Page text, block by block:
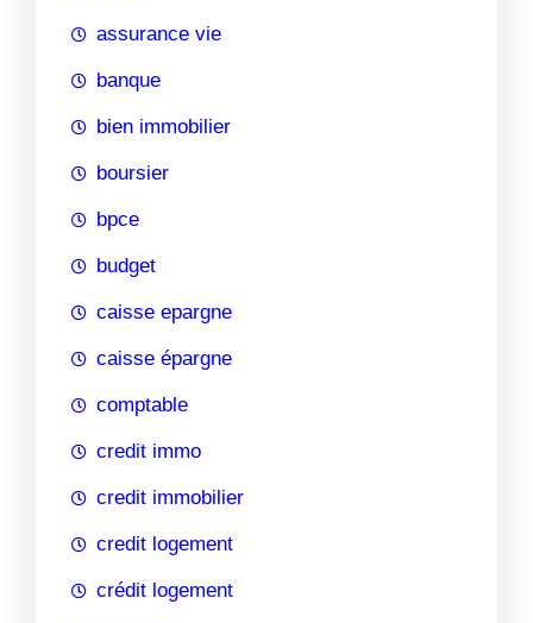
assurance vie
banque
bien immobilier
boursier
bpce
budget
caisse epargne
caisse épargne
comptable
credit immo
credit immobilier
credit logement
crédit logement